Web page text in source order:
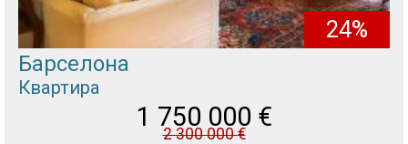
24%
Барселона
Квартира
1 750 000 €
2 300 000€